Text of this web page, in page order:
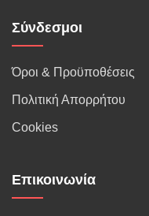
Σύνδεσμοι
Όροι & Προϋποθέσεις
Πολιτική Απορρήτου
Cookies
Επικοινωνία